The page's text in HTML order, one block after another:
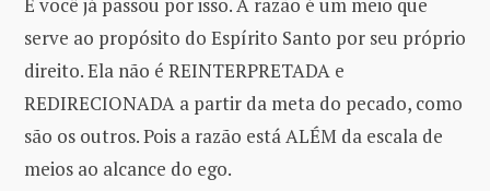
E você já passou por isso. A razão é um meio que
serve ao propósito do Espírito Santo por seu próprio
direito. Ela não é REINTERPRETADA e
REDIRECIONADA a partir da meta do pecado, como
são os outros. Pois a razão está ALÉM da escala de
meios ao alcance do ego.